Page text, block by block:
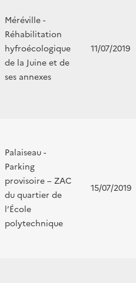
Méréville -
Réhabilitation
hyfroécologique
de la Juine et de
ses annexes
11/07/2019
Palaiseau -
Parking
provisoire – ZAC
du quartier de
l’École
polytechnique
15/07/2019